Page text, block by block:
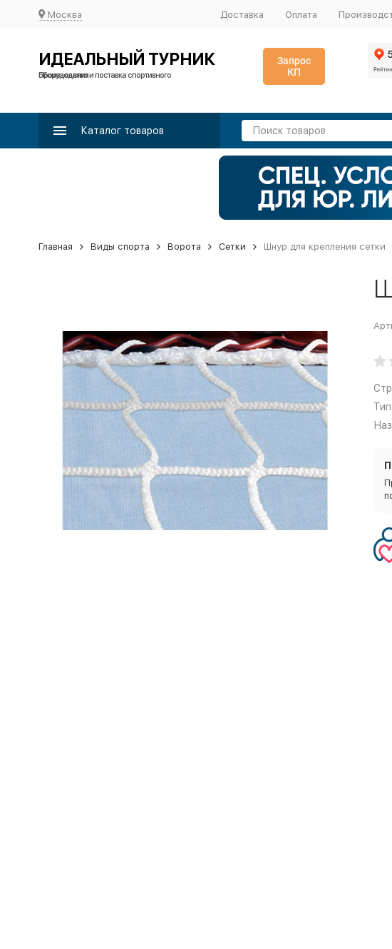
Москва Доставка Оплата
ИДЕАЛЬНЫЙ ТУРНИК
Производство и поставка спортивного оборудования
Запрос
КП
Каталог товаров
Главная Виды спорта Ворота Сетки Шнур для крепления сетки